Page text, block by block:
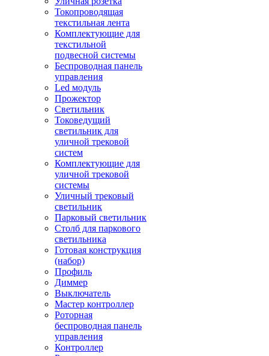
Токопроводящая
текстильная лента
Комплектующие для
текстильной
подвесной системы
Беспроводная панель
управления
Led модуль
Прожектор
Светильник
Токоведущий
светильник для
уличной трековой
систем
Комплектующие для
уличной трековой
системы
Уличный трековый
светильник
Парковый светильник
Столб для паркового
светильника
Готовая конструкция
(набор)
Профиль
Диммер
Выключатель
Мастер контроллер
Роторная
беспроводная панель
управления
Контроллер